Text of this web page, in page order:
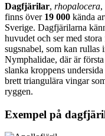
Dagfjärilar, rhopalocera,
finns över 19 000 kända
Sverige. Dagfjärilarna
huvudet och ser med
sugsnabel, som kan rullas
Nymphalidae, där är
slanka kroppens
brett triangulära vingar
ryggen.
Exempel på